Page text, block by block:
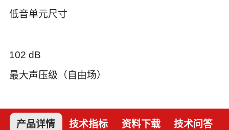
低音单元尺寸
102 dB
最大声压级（自由场）
产品详情 技术指标 资料下载 技术问答